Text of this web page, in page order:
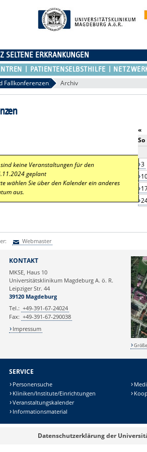
SELTENE ERKRANKUNGEN
PATIENTENSELBSTHILFE
Fallkonferenzen Archiv
«
So
3
sind keine Veranstaltungen für den
geplant
wählen Sie über den Kalender ein anderes
aus.
Webmaster
KONTAKT
MKSE, Haus 10
Universitätsklinikum Magdeburg A. ö. R.
Leipziger Str. 44
39120 Magdeburg
Tel.: +49-391-67-24024
Fax: +49-391-67-290038
Impressum
SERVICE
Personensuche
Kliniken/Institute/Einrichtungen
Veranstaltungskalender
Informationsmaterial
Datenschutzerklärung der